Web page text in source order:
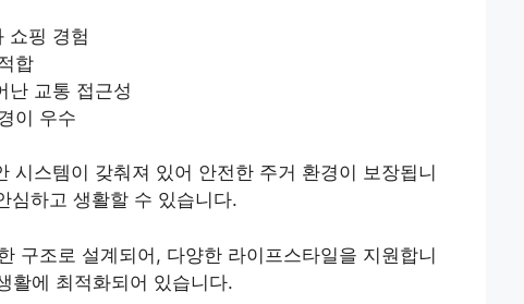
쇼핑 경험
합
난 교통 접근성
이 우수
시스템이 갖춰져 있어 안전한 주거 환경이 보장됩니
심하고 생활할 수 있습니다.
구조로 설계되어, 다양한 라이프스타일을 지원합니
활에 최적화되어 있습니다.